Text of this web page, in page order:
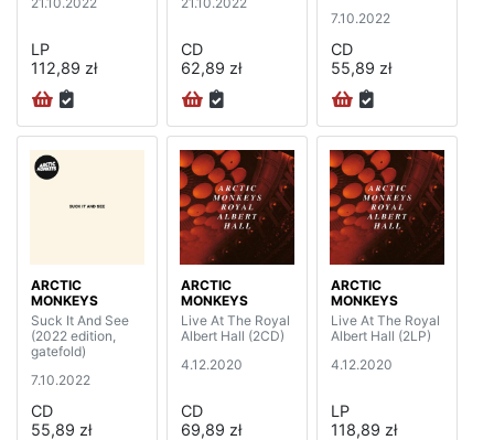
LP
112,89 zł
CD
62,89 zł
7.10.2022
CD
55,89 zł
ARCTIC
MONKEYS
Suck It And See
(2022 edition,
gatefold)
7.10.2022
CD
55,89 zł
ARCTIC
MONKEYS
Live At The Royal
Albert Hall (2CD)
4.12.2020
CD
69,89 zł
ARCTIC
MONKEYS
Live At The Royal
Albert Hall (2LP)
4.12.2020
LP
118,89 zł